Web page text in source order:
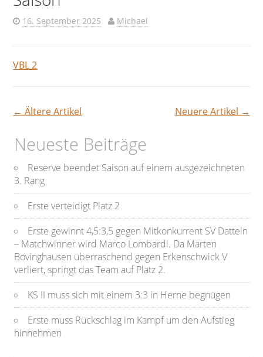
16. September 2025 Michael
VBL 2
Beitragsnavigation
← Ältere Artikel Neuere Artikel →
Neueste Beiträge
Reserve beendet Saison auf einem ausgezeichneten
3. Rang
Erste verteidigt Platz 2
Erste gewinnt 4,5:3,5 gegen Mitkonkurrent SV Datteln
– Matchwinner wird Marco Lombardi. Da Marten
Bövinghausen überraschend gegen Erkenschwick V
verliert, springt das Team auf Platz 2.
KS II muss sich mit einem 3:3 in Herne begnügen
Erste muss Rückschlag im Kampf um den Aufstieg
hinnehmen